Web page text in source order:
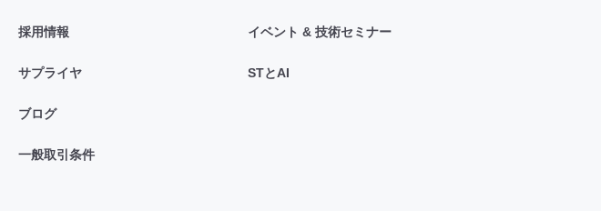
採用情報
サプライヤ
ブログ
一般取引条件
イベント & 技術セミナー
STとAI